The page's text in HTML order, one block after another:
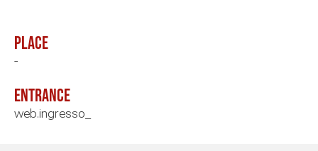
Place
-
Entrance
web.ingresso_